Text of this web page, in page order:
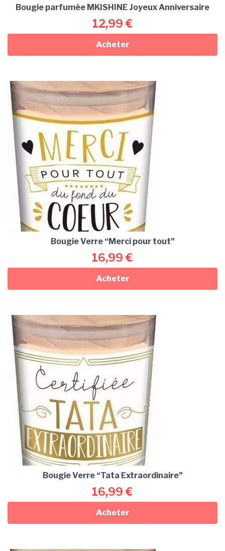
Bougie parfumée MKISHINE Joyeux Anniversaire
12,99 €
Acheter
Bougie Verre “Merci pour tout”
16,99 €
Acheter
Bougie Verre “Tata Extraordinaire”
16,99 €
Acheter